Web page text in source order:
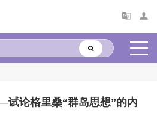
AI导读
论格里桑“群岛思想”的内